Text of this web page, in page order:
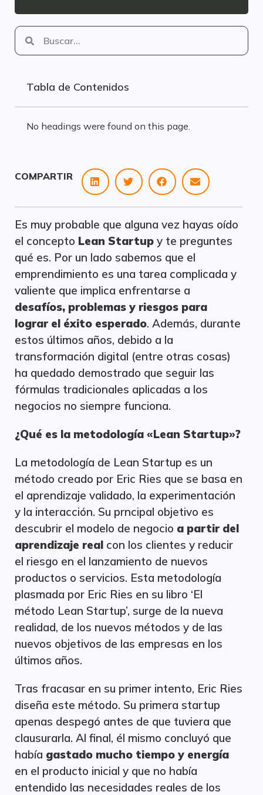
COMPARTIR
Es muy probable que alguna vez hayas oído
el concepto Lean Startup y te preguntes
qué es. Por un lado sabemos que el
emprendimiento es una tarea complicada y
valiente que implica enfrentarse a
desafíos, problemas y riesgos para
lograr el éxito esperado. Además, durante
estos últimos años, debido a la
transformación digital (entre otras cosas)
ha quedado demostrado que seguir las
fórmulas tradicionales aplicadas a los
negocios no siempre funciona.
¿Qué es la metodología «Lean Startup»?
La metodología de Lean Startup es un
método creado por Eric Ries que se basa en
el aprendizaje validado, la experimentación
y la interacción. Su prncipal objetivo es
descubrir el modelo de negocio a partir del
aprendizaje real con los clientes y reducir
el riesgo en el lanzamiento de nuevos
productos o servicios. Esta metodología
plasmada por Eric Ries en su libro ‘El
método Lean Startup’, surge de la nueva
realidad, de los nuevos métodos y de las
nuevos objetivos de las empresas en los
últimos años.
Tras fracasar en su primer intento, Eric Ries
diseña este método. Su primera startup
apenas despegó antes de que tuviera que
clausurarla. Al final, él mismo concluyó que
había gastado mucho tiempo y energía
en el producto inicial y que no había
entendido las necesidades reales de los
Tabla de Contenidos
No headings were found on this page.